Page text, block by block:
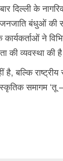
के
बंधुओं की
ने
की व्यवस्था की
बल्कि
समागम ‘तू